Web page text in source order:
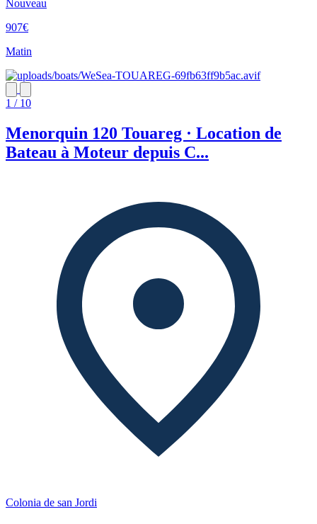
Nouveau
907€
Matin
1 / 10
Menorquin 120 Touareg · Location de
Bateau à Moteur depuis C...
Colonia de san Jordi